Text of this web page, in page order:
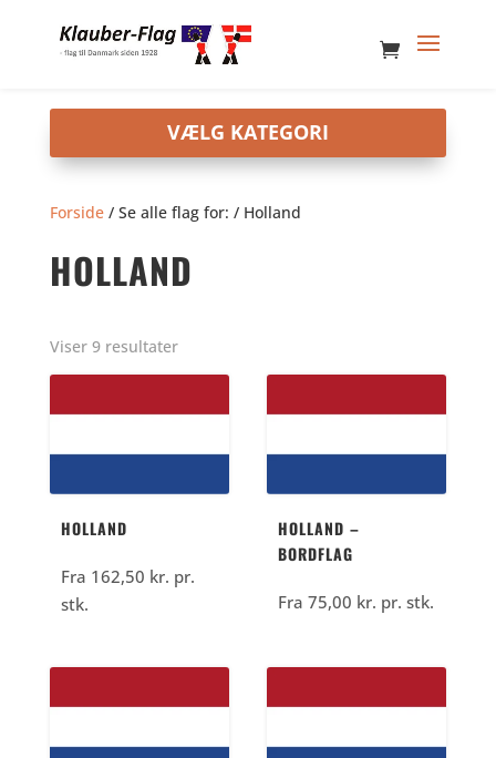
Forside/ Se alle flag for: / Holland
HOLLAND
Viser 9 resultater
HOLLAND
Fra 162,50 kr. pr.
stk.
HOLLAND –
BORDFLAG
Fra75,00 kr. pr. stk.